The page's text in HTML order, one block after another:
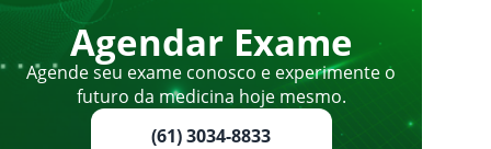
Agendar Exame
Agende seu exame conosco e experimente o
futuro da medicina hoje mesmo.
(61) 3034-8833